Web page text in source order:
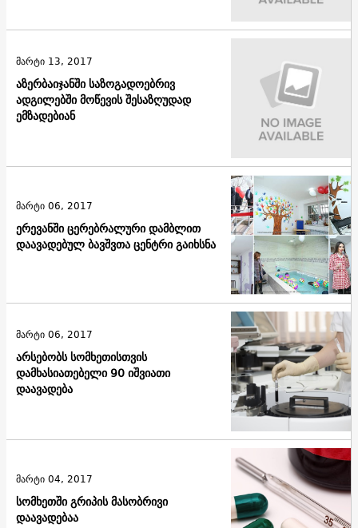
აზერბაიჯანში საზოგადოებრივ
ადგილებში მოწევის შესაზღუდად
ემზადებიან
მარტი 13, 2017
ერევანში ცერებრალური დამბლით
დაავადებულ ბავშვთა ცენტრი გაიხსნა
მარტი 06, 2017
არსებობს სომხეთისთვის
დამხასიათებელი 90 იშვიათი
დაავადება
მარტი 06, 2017
სომხეთში გრიპის მასობრივი
დაავადებაა
მარტი 04, 2017